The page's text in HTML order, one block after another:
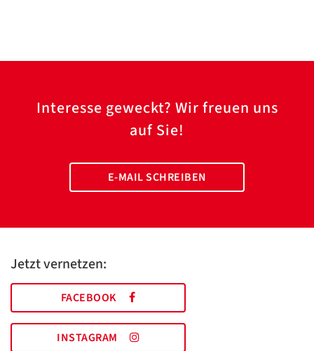
Interesse geweckt? Wir freuen uns
auf Sie!
E-MAIL SCHREIBEN
Jetzt vernetzen:
FACEBOOK
INSTAGRAM